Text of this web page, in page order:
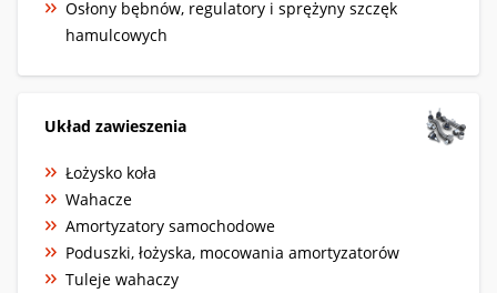
Osłony bębnów, regulatory i sprężyny szczęk
hamulcowych
Układ zawieszenia
Łożysko koła
Wahacze
Amortyzatory samochodowe
Poduszki, łożyska, mocowania amortyzatorów
Tuleje wahaczy